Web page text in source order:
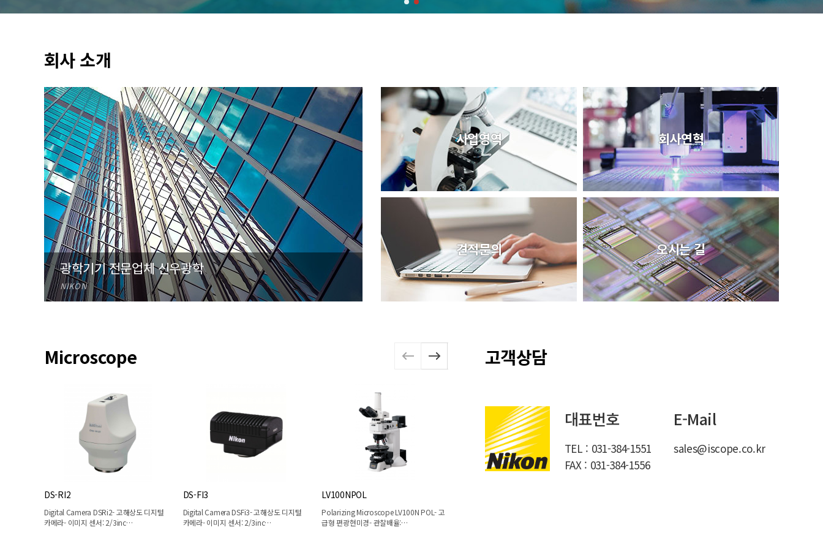
회사 소개
광학기기 전문업체 신우광학
NIKON
사업영역 회사연혁
견적문의 오시는 길
Microscope
DS-RI2
Digital Camera DSRi2- 고해상도 디지털
카메라- 이미지 센서: 2/3inc…
DS-FI3
Digital Camera DSFi3- 고해상도 디지털
카메라- 이미지 센서: 2/3inc…
LV100NPOL
Polarizing Microscope LV100N POL- 고
급형 편광현미경- 관찰배율:…
고객상담
대표번호
TEL : 031-384-1551
FAX : 031-384-1556
E-Mail
sales@iscope.co.kr